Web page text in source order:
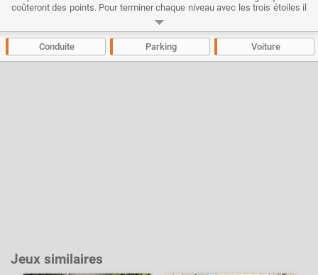
coûteront des points. Pour terminer chaque niveau avec les trois étoiles il
faudra être rapide et ne pas abîmer le véhicule que l'on vous a confier.
Développeur :Azerion Casual Studio - Joué54 kfois
Conduite Parking Voiture
Jeux similaires